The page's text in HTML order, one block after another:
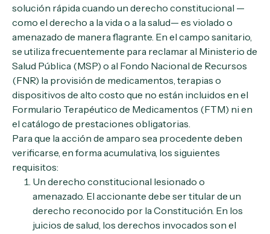
solución rápida cuando un derecho constitucional —
como el derecho a la vida o a la salud— es violado o
amenazado de manera flagrante. En el campo sanitario,
se utiliza frecuentemente para reclamar al Ministerio de
Salud Pública (MSP) o al Fondo Nacional de Recursos
(FNR) la provisión de medicamentos, terapias o
dispositivos de alto costo que no están incluidos en el
Formulario Terapéutico de Medicamentos (FTM) ni en
el catálogo de prestaciones obligatorias.
Para que la acción de amparo sea procedente deben
verificarse, en forma acumulativa, los siguientes
requisitos:
Un derecho constitucional lesionado o
amenazado. El accionante debe ser titular de un
derecho reconocido por la Constitución. En los
juicios de salud, los derechos invocados son el